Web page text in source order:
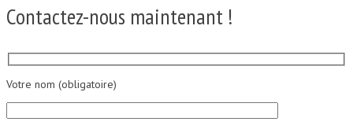
Contactez-nous maintenant !
Votre nom (obligatoire)